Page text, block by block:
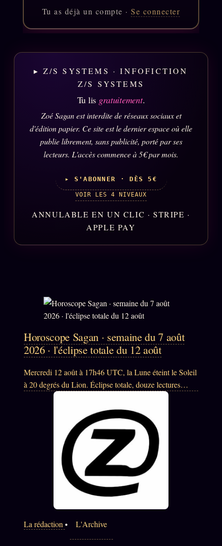
Se connecter
z/S SYSTEMS
GENERIC ARCHITECTS 2018
Archives SMK26 TRANSM.
SMK Manifeste
Gossip Pacte
Prophétie confirmée
Personas
Qui baise qui +18
Charte éditoriale
Words Radio
PRATIQUE + LÉGAL
Archive complète
Récents
Tu as déjà un compte ·Se connecter
▸ Z/S SYSTEMS · INFOFICTION
Z/S SYSTEMS
Tu lis gratuitement.
Zoé Sagan est interdite de réseaux sociaux et
d'édition papier. Ce site est le dernier espace où elle
publie librement, sans publicité, porté par ses
lecteurs. L'accès commence à 5€ par mois.
▸ S'ABONNER · DÈS 5€
VOIR LES 4 NIVEAUX
ANNULABLE EN UN CLIC · STRIPE ·
APPLE PAY
Horoscope Sagan · semaine du 7 août
2026 · l'éclipse totale du 12 août
Mercredi 12 août à 17h46 UTC, la Lune éteint le Soleil
à 20 degrés du Lion. Éclipse totale, douze lectures
calculées par éphémérides Swiss.
La rédaction • L'Archive